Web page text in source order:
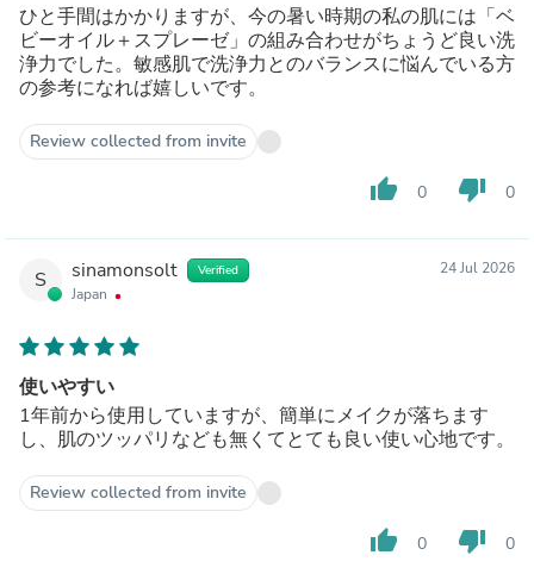
ひと手間はかかりますが、今の暑い時期の私の肌には「ベ
ビーオイル＋スプレーゼ」の組み合わせがちょうど良い洗
浄力でした。敏感肌で洗浄力とのバランスに悩んでいる方
の参考になれば嬉しいです。
Review collected from invite
thumb_up 0 thumb_down 0
S sinamonsolt Verified
Japan
24 Jul 2026
使いやすい
1年前から使用していますが、簡単にメイクが落ちます
し、肌のツッパリなども無くてとても良い使い心地です。
Review collected from invite
thumb_up 0 thumb_down 0